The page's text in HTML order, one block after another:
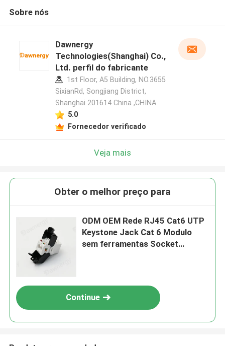
Sobre nós
Dawnergy
Technologies(Shanghai) Co.,
Ltd. perfil do fabricante
1st Floor, A5 Building, NO.3655
SixianRd, Songjiang District,
Shanghai 201614 China ,CHINA
5.0
Fornecedor verificado
Veja mais
Obter o melhor preço para
ODM OEM Rede RJ45 Cat6 UTP
Keystone Jack Cat 6 Modulo
sem ferramentas Socket
Continue